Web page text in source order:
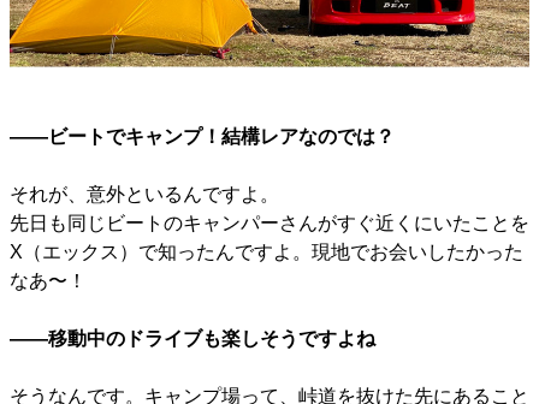
――ビートでキャンプ！結構レアなのでは？
それが、意外といるんですよ。
先日も同じビートのキャンパーさんがすぐ近くにいたことを
X（エックス）で知ったんですよ。現地でお会いしたかった
なあ〜！
――移動中のドライブも楽しそうですよね
そうなんです。キャンプ場って、峠道を抜けた先にあること